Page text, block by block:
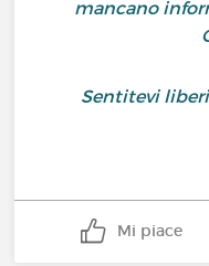
mancano
Sentitevi
Mi piace